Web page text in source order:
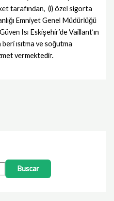
tarafından, (i) özel sigorta
Emniyet Genel Müdürlüğü
Isı Eskişehir’de Vaillant’ın
ısıtma ve soğutma
vermektedir.
Buscar